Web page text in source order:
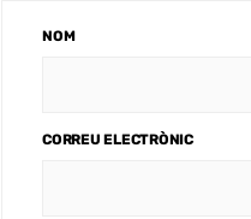
NOM
CORREU ELECTRÒNIC